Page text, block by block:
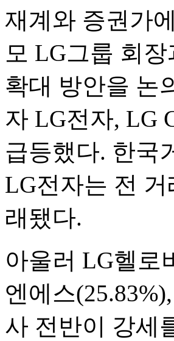
재계와 증권가
모 LG그룹 회
확대 방안을 논
자 LG전자, LG
급등했다. 한국
LG전자는 전 거
래됐다.
아울러 LG헬로
엔에스
사 전반이 강세